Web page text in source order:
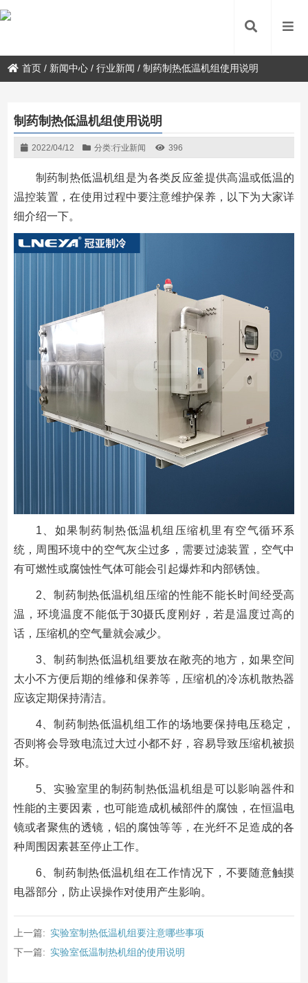
首页 / 新闻中心 /行业新闻 /制药制热低温机组使用说明
制药制热低温机组使用说明
2022/04/12 分类:行业新闻 396
制药制热低温机组是为各类反应釜提供高温或低温的
温控装置，在使用过程中要注意维护保养，以下为大家详
细介绍一下。
1、如果制药制热低温机组压缩机里有空气循环系
统，周围环境中的空气灰尘过多，需要过滤装置，空气中
有可燃性或腐蚀性气体可能会引起爆炸和内部锈蚀。
2、制药制热低温机组压缩的性能不能长时间经受高
温，环境温度不能低于30摄氏度刚好，若是温度过高的
话，压缩机的空气量就会减少。
3、制药制热低温机组要放在敞亮的地方，如果空间
太小不方便后期的维修和保养等，压缩机的冷冻机散热器
应该定期保持清洁。
4、制药制热低温机组工作的场地要保持电压稳定，
否则将会导致电流过大过小都不好，容易导致压缩机被损
坏。
5、实验室里的制药制热低温机组是可以影响器件和
性能的主要因素，也可能造成机械部件的腐蚀，在恒温电
镜或者聚焦的透镜，铝的腐蚀等等，在光纤不足造成的各
种周围因素甚至停止工作。
6、制药制热低温机组在工作情况下，不要随意触摸
电器部分，防止误操作对使用产生影响。
上一篇: 实验室制热低温机组要注意哪些事项
下一篇: 实验室低温制热机组的使用说明